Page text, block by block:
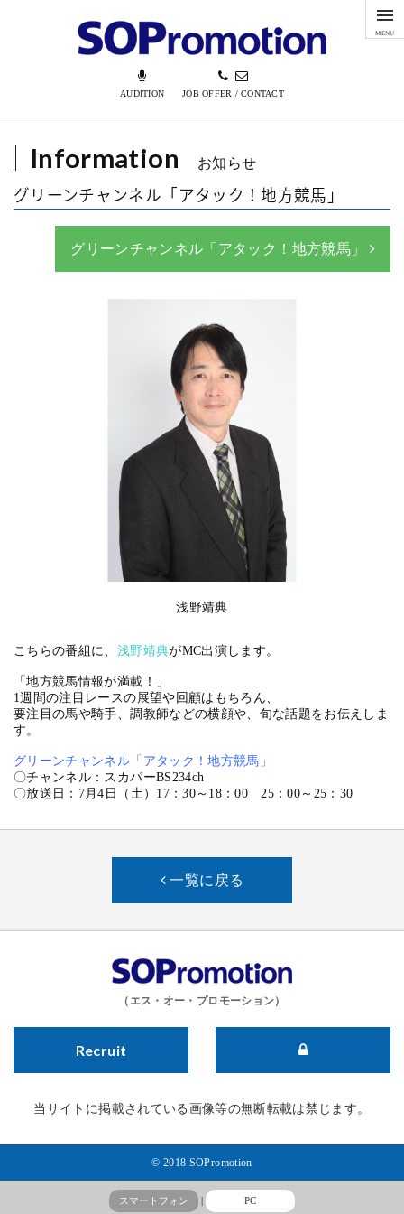
AUDITION JOB OFFER / CONTACT
MENU
Information お知らせ
グリーンチャンネル「アタック！地方競馬」
グリーンチャンネル「アタック！地方競馬」
浅野靖典
こちらの番組に、 浅野靖典がMC出演します。
「地方競馬情報が満載！」
1週間の注目レースの展望や回顧はもちろん、
要注目の馬や騎手、調教師などの横顔や、旬な話題をお伝えしま
す。
グリーンチャンネル「アタック！地方競馬」
〇チャンネル：スカパーBS234ch
〇放送日：7月4日（土）17：30～18：00 25：00～25：30
一覧に戻る
（エス・オー・プロモーション）
Recruit
当サイトに掲載されている画像等の無断転載は禁じます。
© 2018 SOPromotion
スマートフォン PC